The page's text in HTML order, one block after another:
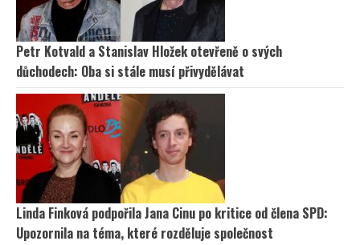
Petr Kotvald a Stanislav Hložek otevřeně o svých
důchodech: Oba si stále musí přivydělávat
Linda Finková podpořila Jana Cinu po kritice od člena SPD:
Upozornila na téma, které rozděluje společnost